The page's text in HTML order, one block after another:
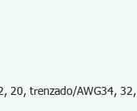
20, trenzado/AWG34, 32,